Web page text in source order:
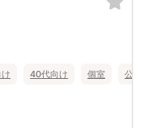
40代向け 個室 公